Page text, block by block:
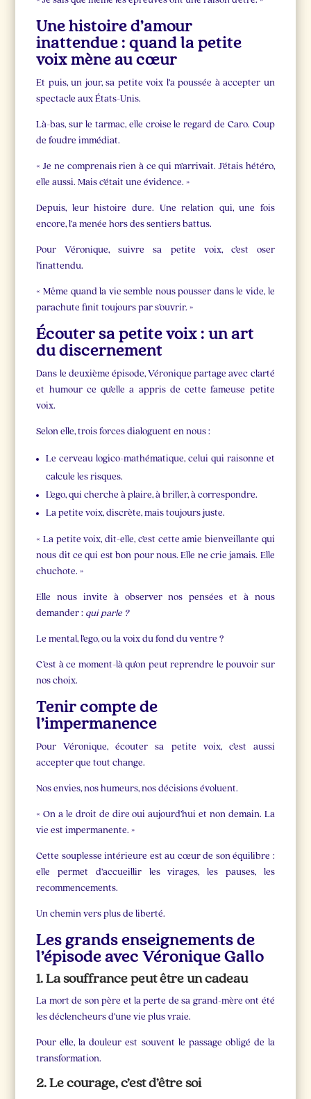
Une histoire d’amour
inattendue : quand la petite
voix mène au cœur
Et puis, un jour, sa petite voix l’a poussée à accepter un
spectacle aux États-Unis.
Là-bas, sur le tarmac, elle croise le regard de Caro. Coup
de foudre immédiat.
« Je ne comprenais rien à ce qui m’arrivait. J’étais hétéro,
elle aussi. Mais c’était une évidence. »
Depuis, leur histoire dure. Une relation qui, une fois
encore, l’a menée hors des sentiers battus.
Pour Véronique, suivre sa petite voix, c’est oser
l’inattendu.
« Même quand la vie semble nous pousser dans le vide, le
parachute finit toujours par s’ouvrir. »
Écouter sa petite voix : un art
du discernement
Dans le deuxième épisode, Véronique partage avec clarté
et humour ce qu’elle a appris de cette fameuse petite
voix.
Selon elle, trois forces dialoguent en nous :
Le cerveau logico-mathématique, celui qui raisonne et
calcule les risques.
L’ego, qui cherche à plaire, à briller, à correspondre.
La petite voix, discrète, mais toujours juste.
« La petite voix, dit-elle, c’est cette amie bienveillante qui
nous dit ce qui est bon pour nous. Elle ne crie jamais. Elle
chuchote. »
Elle nous invite à observer nos pensées et à nous
demander : qui parle ?
Le mental, l’ego, ou la voix du fond du ventre ?
C’est à ce moment-là qu’on peut reprendre le pouvoir sur
nos choix.
Tenir compte de
l’impermanence
Pour Véronique, écouter sa petite voix, c’est aussi
accepter que tout change.
Nos envies, nos humeurs, nos décisions évoluent.
« On a le droit de dire oui aujourd’hui et non demain. La
vie est impermanente. »
Cette souplesse intérieure est au cœur de son équilibre :
elle permet d’accueillir les virages, les pauses, les
recommencements.
Un chemin vers plus de liberté.
Les grands enseignements de
l’épisode avec Véronique Gallo
1. La souffrance peut être un cadeau
La mort de son père et la perte de sa grand-mère ont été
les déclencheurs d’une vie plus vraie.
Pour elle, la douleur est souvent le passage obligé de la
transformation.
2. Le courage, c’est d’être soi